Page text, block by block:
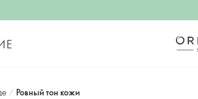
/ Ровный тон кожи